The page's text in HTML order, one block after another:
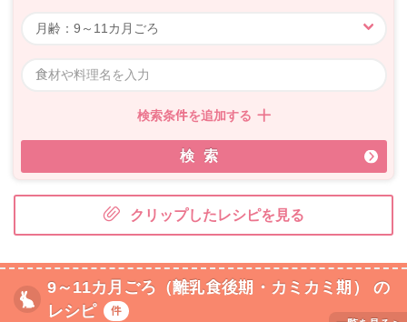
検索条件を追加する
検索
クリップしたレシピを見る
9～11カ月ごろ（離乳食後期・カミカミ期） の
レシピ
件